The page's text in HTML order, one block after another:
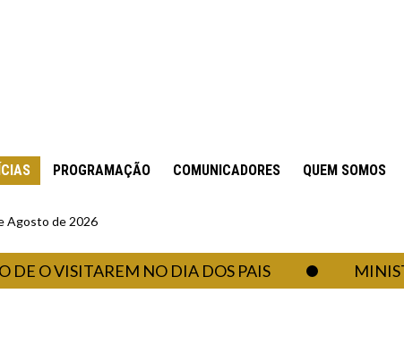
PROGRAMAÇÃO COMUNICADORES QUEM SOMOS
Agosto de 2026
NO DIA DOS PAIS MINISTRO